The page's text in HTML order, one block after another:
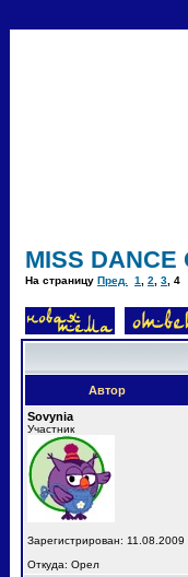
MISS
На страницу Пред. 1 2 3 4
Автор
Sovynia
Участник
Зарегистрирован: 11.08.2009
Откуда: Орел